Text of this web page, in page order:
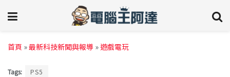
首頁 »最新科技新聞與報導 »遊戲電玩
Tags: PS5